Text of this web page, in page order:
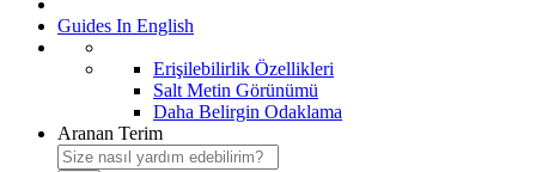
Guides In English
Erişilebilirlik Özellikleri
Salt Metin Görünümü
Daha Belirgin Odaklama
Aranan Terim